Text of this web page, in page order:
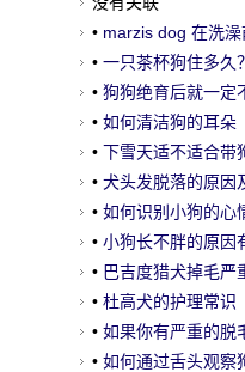
• marzis dog 在洗
• 一只茶杯狗住多久？
• 狗狗绝育后就一定
• 如何清洁狗的耳朵
• 下雪天适不适合带
• 犬头发脱落的原因
• 如何识别小狗的心
• 小狗长不胖的原因
• 巴吉度猎犬掉毛严
• 杜高犬的护理常识
• 如果你有严重的脱
• 如何通过舌头观察